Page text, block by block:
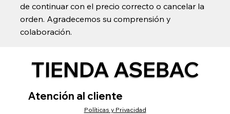
de continuar con el precio correcto o cancelar la
orden. Agradecemos su comprensión y
colaboración.
TIENDA ASEBAC
Atención al cliente
Políticas y Privacidad